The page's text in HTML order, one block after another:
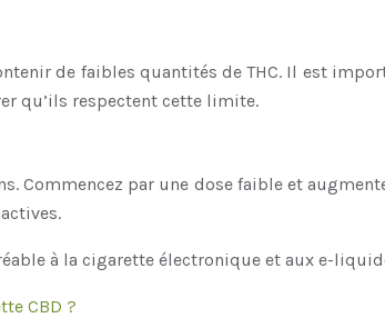
de faibles quantités de THC. Il est
qu’ils respectent cette limite.
Commencez par une dose faible et
à la cigarette électronique et aux e-
CBD ?